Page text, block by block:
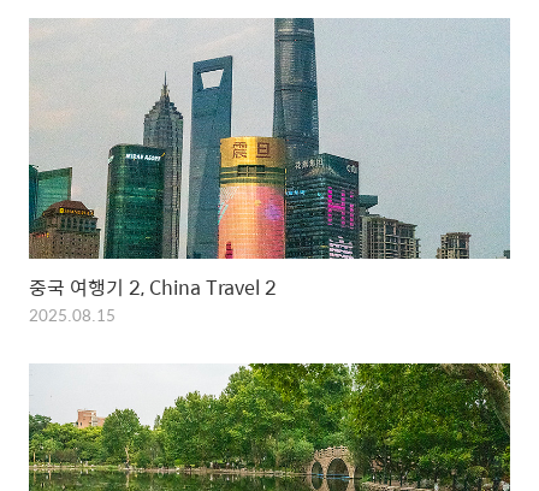
중국 여행기 2, China Travel 2
2025.08.15